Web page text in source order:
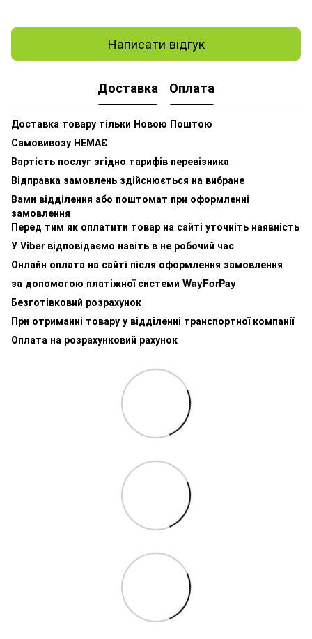
Написати відгук
Доставка Оплата
Доставка товару тільки Новою Поштою
Самовивозу НЕМАЄ
Вартість послуг згідно тарифів перевізника
Відправка замовлень здійснюється на вибране
Вами відділення або поштомат при оформленні
замовлення
Перед тим як оплатити товар на сайті уточніть наявність
У Viber відповідаємо навіть в не робочий час
Онлайн оплата на сайті після оформлення замовлення
за допомогою платіжної системи WayForPay
Безготівковий розрахунок
При отриманні товару у відділенні транспортної компанії
Оплата на розрахунковий рахунок